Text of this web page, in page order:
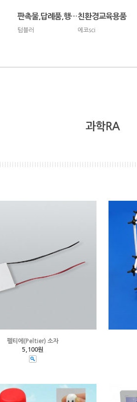
판촉물,답례품,행사용품
텀블러
친환경교육용품
에코sci
과학RA
펠티에(Peltier) 소자
5,100원